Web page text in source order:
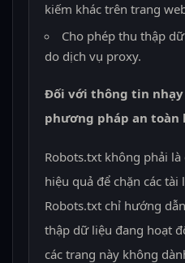
kiếm khác trên trang
Cho phép thu thập
do dịch vụ proxy.
Đối với thông tin nhạy
phương pháp an toàn
Robots.txt không phải
hiệu quả để chặn các
Robots.txt chỉ hướng
thập dữ liệu đang hoạt
các trang này không